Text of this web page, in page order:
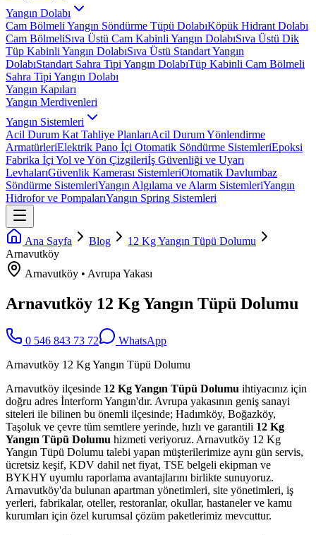
Yangın Dolabı
Cam Bölmeli Yangın Söndürme Tüpü DolabıKöpük Hidrant Dolabı
Cam BölmeliSıva Üstü Cam Kabinli Yangın DolabıSıva Üstü Dik
Tüp Kabinli Yangın DolabıSıva Üstü Standart Yangın
DolabıStandart Sahra Tipi Yangın DolabıTüp Kabinli Cam Bölmeli
Sahra Tipi Yangın Dolabı
Yangın Kapıları
Yangın Merdivenleri
Yangın Sistemleri
Acil Durum Kat Tahliye PlanlarıAcil Durum Yönlendirme
ArmatürleriElektrik Pano İçi Otomatik Söndürme SistemleriEpoksi
Fabrika İçi Yol ve Yön Çizgileriİş Güvenliği ve Uyarı
LevhalarıGüvenlik Kamerası SistemleriOtomatik Davlumbaz
Söndürme SistemleriYangın Algılama ve Alarm SistemleriYangın
Hidrofor ve PompalarıYangın Spring Sistemleri
Ana Sayfa Blog
12 Kg Yangın Tüpü Dolumu
Arnavutköy
Arnavutköy • Avrupa Yakası
Arnavutköy 12 Kg Yangın Tüpü Dolumu
0 546 843 73 72
WhatsApp
Arnavutköy 12 Kg Yangın Tüpü Dolumu
Arnavutköy ilçesinde 12 Kg Yangın Tüpü Dolumu ihtiyacınız için
doğru adres İnterform Yangın'dır. Avrupa yakasının geniş sanayi
siteleri ile bilinen bu önemli ilçesinde; Hadımköy, Boğazköy,
Taşoluk ve çevre tüm semtlere yerinde, hızlı ve garantili 12 Kg
Yangın Tüpü Dolumu hizmeti veriyoruz. Arnavutköy 12 Kg
Yangın Tüpü Dolumu talebi yapan müşterilerimize aynı gün servis,
ücretsiz keşif, KDV dahil net fiyat, TSE belgeli ekipman ve
BYKHY uyumlu raporlama avantajlarını birlikte sunuyoruz.
Arnavutköy'da bulunan apartman yönetimleri, site yönetimleri, iş
yerleri, fabrikalar, oteller, restoranlar, okullar, hastaneler ve kamu
kurumları için özel kurumsal çözüm paketlerimiz mevcuttur.